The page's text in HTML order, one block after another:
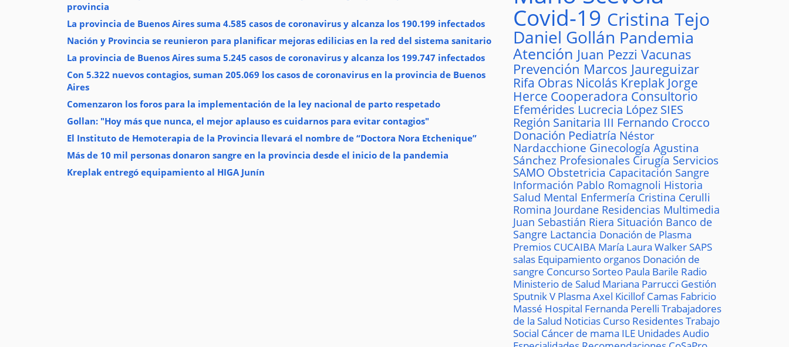
provincia
La provincia de Buenos Aires suma 4.585 casos de coronavirus y alcanza los 190.199 infectados
Nación y Provincia se reunieron para planificar mejoras edilicias en la red del sistema sanitario
La provincia de Buenos Aires suma 5.245 casos de coronavirus y alcanza los 199.747 infectados
Con 5.322 nuevos contagios, suman 205.069 los casos de coronavirus en la provincia de Buenos
Aires
Comenzaron los foros para la implementación de la ley nacional de parto respetado
Gollan: "Hoy más que nunca, el mejor aplauso es cuidarnos para evitar contagios"
El Instituto de Hemoterapia de la Provincia llevará el nombre de “Doctora Nora Etchenique”
Más de 10 mil personas donaron sangre en la provincia desde el inicio de la pandemia
Kreplak entregó equipamiento al HIGA Junín
Covid-19 Cristina Tejo
Daniel Gollán Pandemia
Atención Juan Pezzi Vacunas
Prevención Marcos Jaureguizar
Rifa Obras Nicolás Kreplak Jorge
Herce Cooperadora Consultorio
Efemérides Lucrecia López SIES
Región Sanitaria III Fernando Crocco
Donación Pediatría Néstor
Nardacchione Ginecología Agustina
Sánchez Profesionales Cirugía Servicios
SAMO Obstetricia Capacitación Sangre
Información Pablo Romagnoli Historia
Salud Mental Enfermería Cristina Cerulli
Romina Jourdane Residencias Multimedia
Juan Sebastián Riera Situación Banco de
Sangre Lactancia Donación de Plasma
Premios CUCAIBA María Laura WalkerSAPS
salas Equipamiento organos Donación de
sangre ConcursoSorteo Paula Barile Radio
Ministerio de Salud Mariana Parrucci Gestión
Sputnik V Plasma Axel KicillofCamas Fabricio
Massé Hospital Fernanda Perelli Trabajadores
de la Salud Noticias Curso ResidentesTrabajo
Social Cáncer de mama ILE UnidadesAudio